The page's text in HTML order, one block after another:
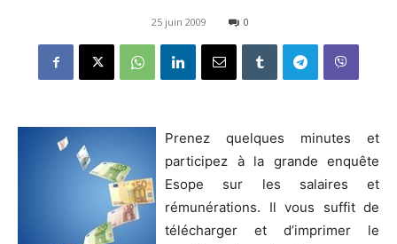
25 juin 2009 0
Prenez quelques minutes et
participez à la grande enquête
Esope sur les salaires et
rémunérations. Il vous suffit de
télécharger et d’imprimer le